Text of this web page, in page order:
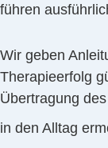
führen
Wir geben
Therapieerfolg
Übertragung
in den Alltag